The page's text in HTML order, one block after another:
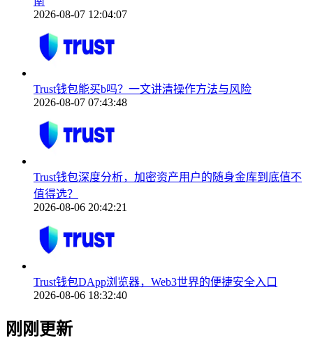
2026-08-07 12:04:07
Trust钱包能买b吗？一文讲清操作方法与风险
2026-08-07 07:43:48
Trust钱包深度分析，加密资产用户的随身金库到底值不
值得选？
2026-08-06 20:42:21
Trust钱包DApp浏览器，Web3世界的便捷安全入口
2026-08-06 18:32:40
刚刚更新